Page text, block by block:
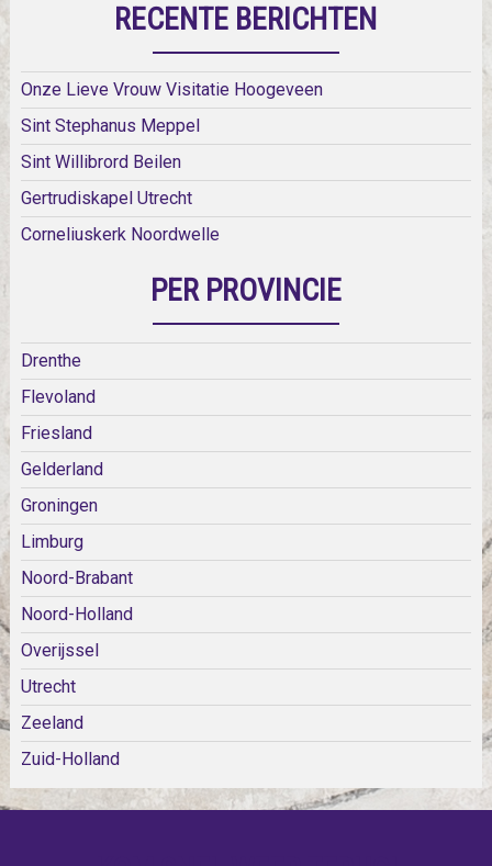
RECENTE BERICHTEN
Onze Lieve Vrouw Visitatie Hoogeveen
Sint Stephanus Meppel
Sint Willibrord Beilen
Gertrudiskapel Utrecht
Corneliuskerk Noordwelle
PER PROVINCIE
Drenthe
Flevoland
Friesland
Gelderland
Groningen
Limburg
Noord-Brabant
Noord-Holland
Overijssel
Utrecht
Zeeland
Zuid-Holland